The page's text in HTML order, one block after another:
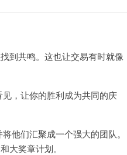
到共鸣。这也让交易有时就像
，让你的胜利成为共同的庆
他们汇聚成一个强大的团队。
大奖章计划。